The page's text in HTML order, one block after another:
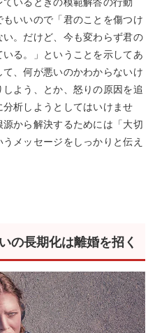
いいので「君のことを傷つけ
。だけど、今も変わらず君の
る。」ということを示してあ
、何が悪いのかわからないけ
よう、とか、怒りの原因を追
析しようとしてはいけませ
から解決するためには「大切
メッセージをしっかりと伝え
の長期化は離婚を招く